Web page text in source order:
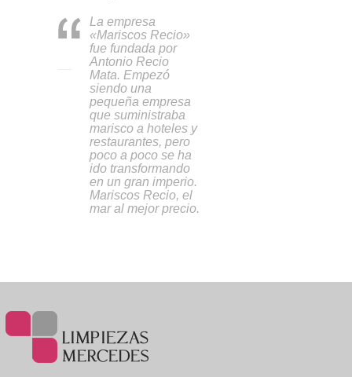
La empresa
«Mariscos Recio»
fue fundada por
Antonio Recio
Mata. Empezó
siendo una
pequeña empresa
que suministraba
marisco a hoteles y
restaurantes, pero
poco a poco se ha
ido transformando
en un gran imperio.
Mariscos Recio, el
mar al mejor precio.